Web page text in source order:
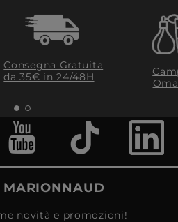
Consegna Gratuita
da 35€​ in 24/48H
MARIONNAUD
novità e promozioni!